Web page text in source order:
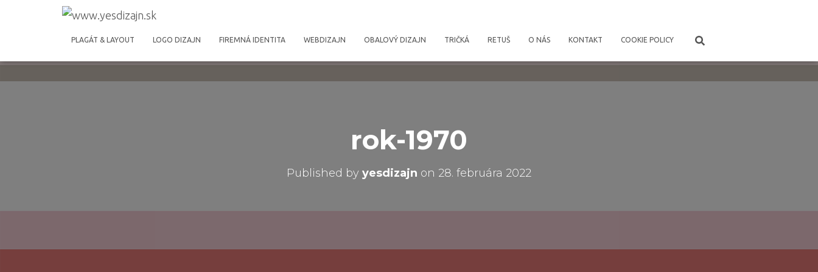
PLAGÁT & LAYOUT LOGO DIZAJN FIREMNÁ IDENTITA WEBDIZAJN OBALOVÝ DIZAJN TRIČKÁ RETUŠ O NÁS KONTAKT COOKIE POLICY
rok-1970
Published by yesdizajn on 28. februára 2022